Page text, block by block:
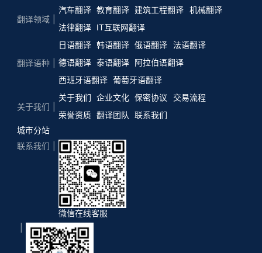
翻译领域
汽车翻译 教育翻译 建筑工程翻译 机械翻译
法律翻译
IT互联网翻译
翻译语种
日语翻译 韩语翻译 俄语翻译
法语翻译
德语翻译 泰语翻译 阿拉伯语翻译
西班牙语翻译 葡萄牙语翻译
关于我们
关于我们 企业文化 保密协议
交易流程
荣誉资质 翻译团队
联系我们
城市分站
联系我们
微信在线客服